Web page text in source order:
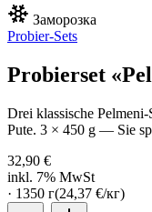
Заморозка
Probier-Sets
Probierset
Drei klassische
Pute. 3 × 450 g — Sie
32,90 €
inkl. 7% MwSt
· 1350 г(24,37 €/кг)